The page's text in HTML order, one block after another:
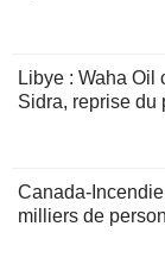
Libye : Waha Oil
Sidra, reprise du
Canada-
milliers de